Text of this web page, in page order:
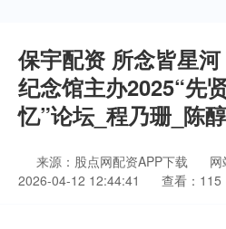
保宇配资 所念皆星
纪念馆主办2025“先
忆”论坛_程乃珊_陈
来源：股点网配资APP下载
2026-04-12 12:44:41
查看：115